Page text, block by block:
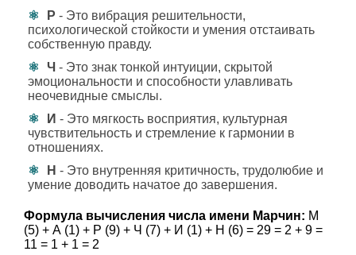
Р - Это вибрация решительности,
психологической стойкости и умения отстаивать
собственную правду.
Ч - Это знак тонкой интуиции, скрытой
эмоциональности и способности улавливать
неочевидные смыслы.
И - Это мягкость восприятия, культурная
чувствительность и стремление к гармонии в
отношениях.
Н - Это внутренняя критичность, трудолюбие и
умение доводить начатое до завершения.
Формула вычисления числа имени Марчин: М
(5) + А (1) + Р (9) + Ч (7) + И (1) + Н (6) = 29 = 2 + 9 =
11 = 1 + 1 = 2